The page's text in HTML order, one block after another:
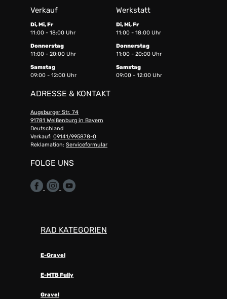
Verkauf Werkstatt
Di, Mi, Fr
11:00 - 18:00 Uhr
Di, Mi, Fr
11:00 - 18:00 Uhr
Donnerstag
11:00 - 20:00 Uhr
Donnerstag
11:00 - 20:00 Uhr
Samstag
09:00 - 12:00 Uhr
Samstag
09:00 - 12:00 Uhr
ADRESSE & KONTAKT
Augsburger Str. 74
91781 Weißenburg in Bayern
Deutschland
Verkauf: 09141/995878-0
Reklamation: Serviceformular
FOLGE UNS
RAD KATEGORIEN
E-Gravel
E-MTB Fully
Gravel